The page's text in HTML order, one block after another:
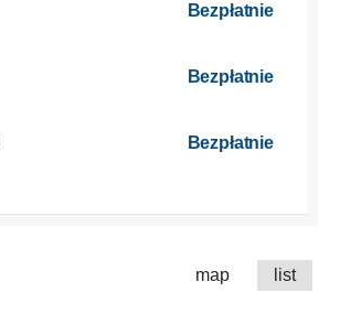
Bezpłatnie
Bezpłatnie
Bezpłatnie
map list